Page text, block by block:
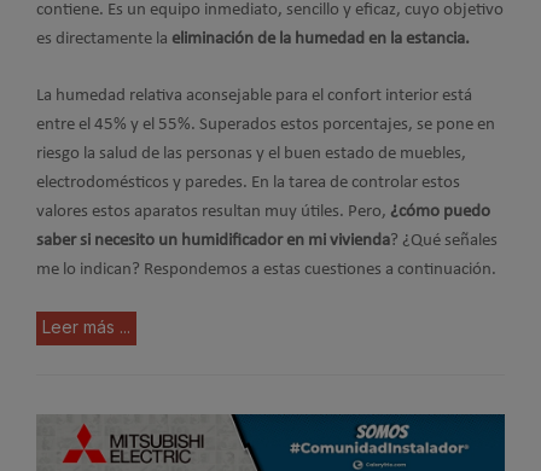
contiene. Es un equipo inmediato, sencillo y eficaz, cuyo objetivo
es directamente la eliminación de la humedad en la estancia.
La humedad relativa aconsejable para el confort interior está
entre el 45% y el 55%. Superados estos porcentajes, se pone en
riesgo la salud de las personas y el buen estado de muebles,
electrodomésticos y paredes. En la tarea de controlar estos
valores estos aparatos resultan muy útiles. Pero, ¿cómo puedo
saber si necesito un humidificador en mi vivienda? ¿Qué señales
me lo indican? Respondemos a estas cuestiones a continuación.
Leer más ...